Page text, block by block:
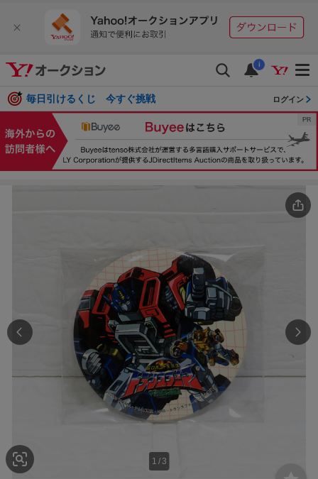
i
毎日引けるくじ 今すぐ挑戦 ログイン
1 / 3